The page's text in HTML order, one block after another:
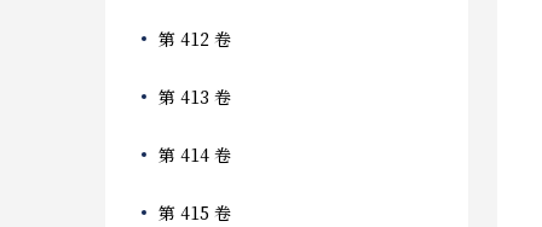
第 412 卷
第 413 卷
第 414 卷
第 415 卷